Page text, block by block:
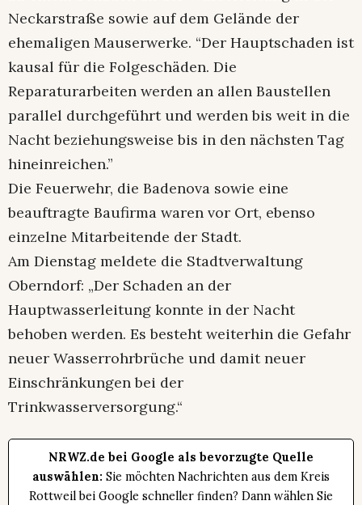
Neckarstraße sowie auf dem Gelände der
ehemaligen Mauserwerke. “Der Hauptschaden ist
kausal für die Folgeschäden. Die
Reparaturarbeiten werden an allen Baustellen
parallel durchgeführt und werden bis weit in die
Nacht beziehungsweise bis in den nächsten Tag
hineinreichen.”
Die Feuerwehr, die Badenova sowie eine
beauftragte Baufirma waren vor Ort, ebenso
einzelne Mitarbeitende der Stadt.
Am Dienstag meldete die Stadtverwaltung
Oberndorf: „Der Schaden an der
Hauptwasserleitung konnte in der Nacht
behoben werden. Es besteht weiterhin die Gefahr
neuer Wasserrohrbrüche und damit neuer
Einschränkungen bei der
Trinkwasserversorgung.“
NRWZ.de bei Google als bevorzugte Quelle
auswählen: Sie möchten Nachrichten aus dem Kreis
Rottweil bei Google schneller finden? Dann wählen Sie